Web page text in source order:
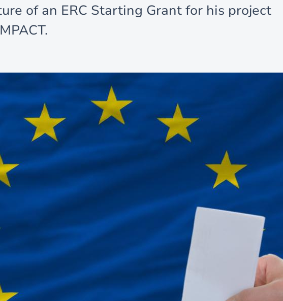
of an ERC Starting Grant for his project